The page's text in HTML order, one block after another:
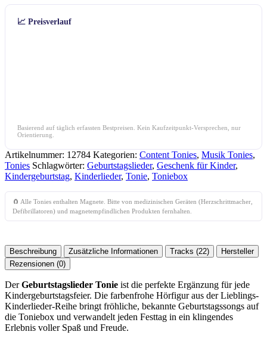
📈 Preisverlauf
Basierend auf täglich erfassten Bestpreisen. Kein Kaufzeitpunkt-Versprechen, nur
Orientierung.
Artikelnummer: 12784 Kategorien: Content Tonies, Musik Tonies,
Tonies Schlagwörter: Geburtstagslieder, Geschenk für Kinder,
Kindergeburtstag, Kinderlieder, Tonie, Toniebox
🧲 Alle Tonies enthalten Magnete. Bitte von medizinischen Geräten (Herzschrittmacher,
Defibrillatoren) und magnetempfindlichen Produkten fernhalten.
Beschreibung Zusätzliche Informationen Tracks (22)
Hersteller
Rezensionen (0)
DerGeburtstagslieder Tonie ist die perfekte Ergänzung für jede
Kindergeburtstagsfeier. Die farbenfrohe Hörfigur aus der Lieblings-
Kinderlieder-Reihe bringt fröhliche, bekannte Geburtstagssongs auf
die Toniebox und verwandelt jeden Festtag in ein klingendes
Erlebnis voller Spaß und Freude.